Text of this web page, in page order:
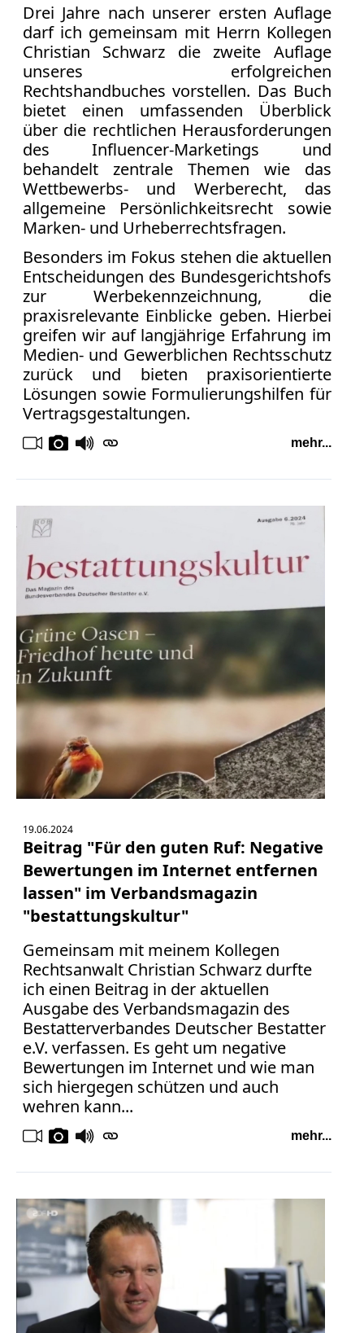
Drei Jahre nach unserer ersten Auflage
darf ich gemeinsam mit Herrn Kollegen
Christian Schwarz die zweite Auflage
unseres erfolgreichen
Rechtshandbuches vorstellen. Das Buch
bietet einen umfassenden Überblick
über die rechtlichen Herausforderungen
des Influencer-Marketings und
behandelt zentrale Themen wie das
Wettbewerbs- und Werberecht, das
allgemeine Persönlichkeitsrecht sowie
Marken- und Urheberrechtsfragen.
Besonders im Fokus stehen die aktuellen
Entscheidungen des Bundesgerichtshofs
zur Werbekennzeichnung, die
praxisrelevante Einblicke geben. Hierbei
greifen wir auf langjährige Erfahrung im
Medien- und Gewerblichen Rechtsschutz
zurück und bieten praxisorientierte
Lösungen sowie Formulierungshilfen für
Vertragsgestaltungen.
mehr...
19.06.2024
Beitrag "Für den guten Ruf: Negative
Bewertungen im Internet entfernen
lassen" im Verbandsmagazin
"bestattungskultur"
Gemeinsam mit meinem Kollegen
Rechtsanwalt Christian Schwarz durfte
ich einen Beitrag in der aktuellen
Ausgabe des Verbandsmagazin des
Bestatterverbandes Deutscher Bestatter
e.V. verfassen. Es geht um negative
Bewertungen im Internet und wie man
sich hiergegen schützen und auch
wehren kann...
mehr...